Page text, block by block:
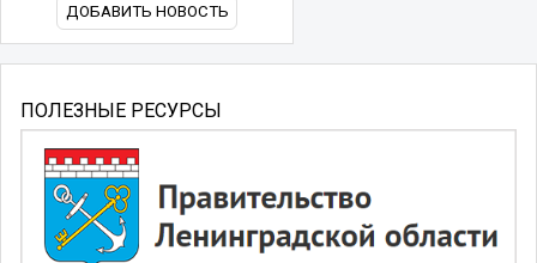
ДОБАВИТЬ НОВОСТЬ
ПОЛЕЗНЫЕ РЕСУРСЫ